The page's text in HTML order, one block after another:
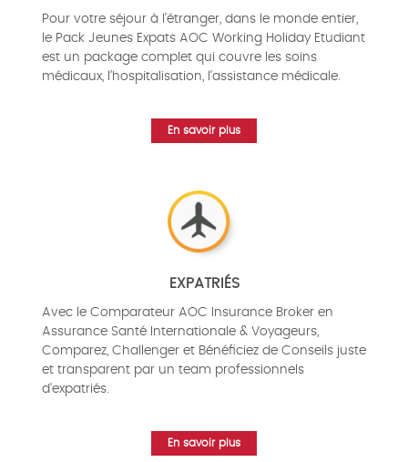
Pour votre séjour à l’étranger, dans le monde entier,
le Pack Jeunes Expats AOC Working Holiday Etudiant
est un package complet qui couvre les soins
médicaux, l’hospitalisation, l’assistance médicale.
En savoir plus
EXPATRIÉS
Avec le Comparateur AOC Insurance Broker en
Assurance Santé Internationale & Voyageurs,
Comparez, Challenger et Bénéficiez de Conseils juste
et transparent par un team professionnels
d'expatriés.
En savoir plus